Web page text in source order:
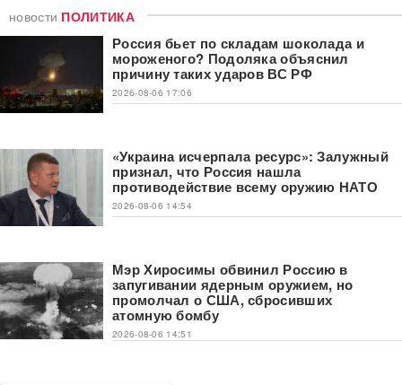
новости ПОЛИТИКА
Россия бьет по складам шоколада и
мороженого? Подоляка объяснил
причину таких ударов ВС РФ
2026-08-06 17:06
«Украина исчерпала ресурс»: Залужный
признал, что Россия нашла
противодействие всему оружию НАТО
2026-08-06 14:54
Мэр Хиросимы обвинил Россию в
запугивании ядерным оружием, но
промолчал о США, сбросивших
атомную бомбу
2026-08-06 14:51